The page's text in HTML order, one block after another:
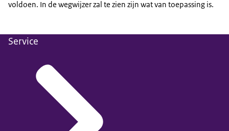
voldoen. In de wegwijzer zal te zien zijn wat van toepassing is.
Service